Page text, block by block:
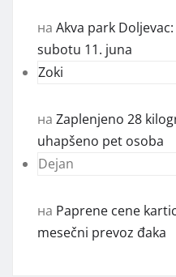
на Akva park
subotu 11. juna
Zoki
на Zaplenjeno 28
uhapšeno pet osoba
Dejan
на Paprene cene
mesečni prevoz đaka